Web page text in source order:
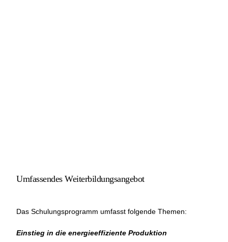
Umfassendes Weiterbildungsangebot
Das Schulungsprogramm umfasst folgende Themen:
Einstieg in die energieeffiziente Produktion